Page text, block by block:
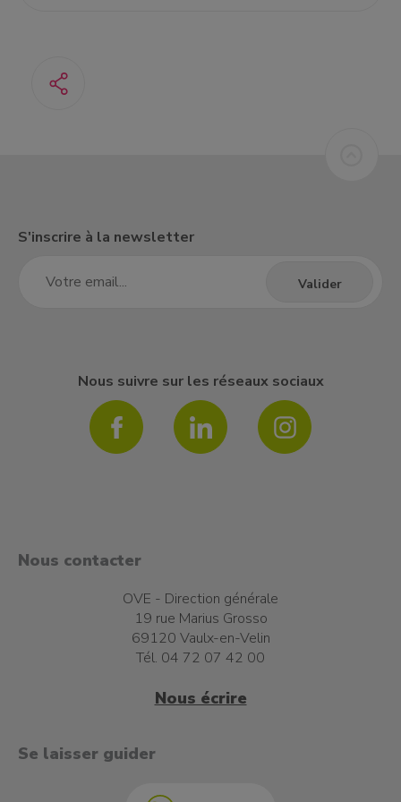
S'inscrire à la newsletter
Nous suivre sur les réseaux sociaux
Nous contacter
OVE - Direction générale
19 rue Marius Grosso
69120 Vaulx-en-Velin
Tél. 04 72 07 42 00
Nous écrire
Se laisser guider